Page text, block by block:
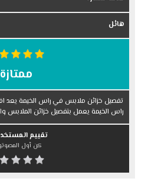
هائل
ممتازة
تفصيل خزائن ملابس في راس الخيمة يعد
راس الخيمة يعمل بتفصيل خزائن الملابس
تقييم
كن أول